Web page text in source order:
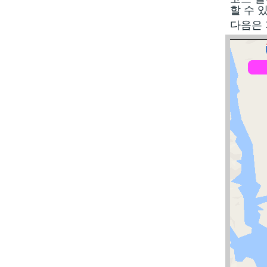
할 수
다음은